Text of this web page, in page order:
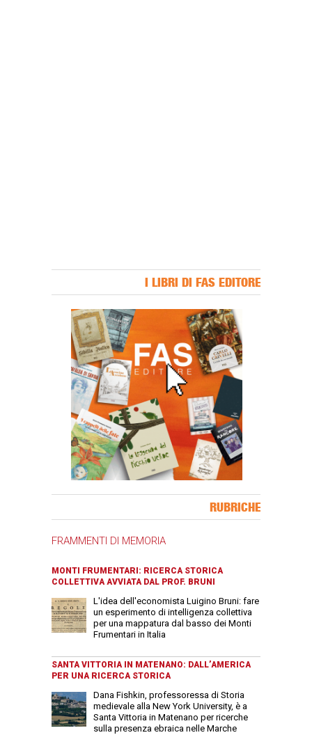
I LIBRI DI FAS EDITORE
RUBRICHE
FRAMMENTI DI MEMORIA
MONTI FRUMENTARI: RICERCA STORICA
COLLETTIVA AVVIATA DAL PROF. BRUNI
L'idea dell'economista Luigino Bruni: fare
un esperimento di intelligenza collettiva
per una mappatura dal basso dei Monti
Frumentari in Italia
SANTA VITTORIA IN MATENANO: DALL’AMERICA
PER UNA RICERCA STORICA
Dana Fishkin, professoressa di Storia
medievale alla New York University, è a
Santa Vittoria in Matenano per ricerche
sulla presenza ebraica nelle Marche